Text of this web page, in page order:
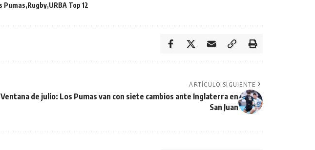
Pumas Rugby URBA Top 12
ARTÍCULO SIGUIENTE
Ventana de julio: Los Pumas van con siete cambios ante Inglaterra en
San Juan